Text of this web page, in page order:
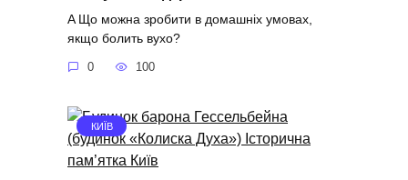
A Що можна зробити в домашніх умовах,
якщо болить вухо?
0 100
КИЇВ